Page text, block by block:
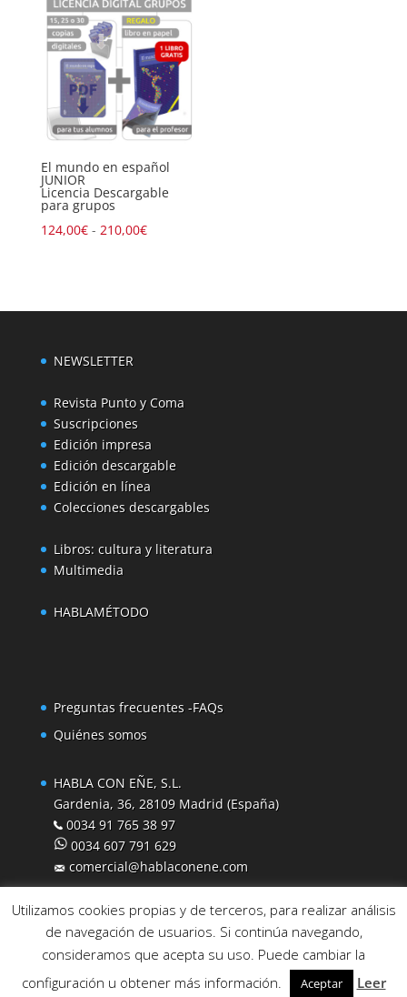
desde
125,00€
hasta
420,00€
El mundo en español
JUNIOR
Licencia Descargable
para grupos
124,00€ - 210,00€Rango
NEWSLETTER
Revista Punto y Coma
Suscripciones
Edición impresa
Edición descargable
Edición en línea
Colecciones descargables
Libros: cultura y literatura
Multimedia
HABLAMÉTODO
Preguntas frecuentes -FAQs
Quiénes somos
HABLA CON EÑE, S.L.
Gardenia, 36, 28109 Madrid (España)
0034 91 765 38 97
0034 607 791 629
comercial@hablaconene.com
© Habla con Eñe 2016–Términos y condiciones
Utilizamos cookies propias y de terceros, para realizar análisis
de navegación de usuarios. Si continúa navegando,
consideramos que acepta su uso. Puede cambiar la
configuración u obtener más información.
Aceptar Leer